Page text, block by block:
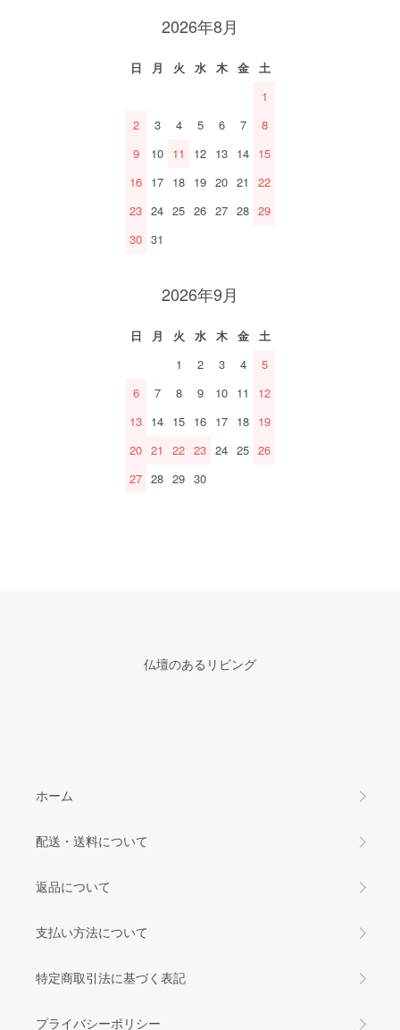
2026年8月
日 月 火 水 木 金
土
1
2
3 4 5 6 7
8
9
10 11 12 13 14 15
16 17 18 19 20 21
22
23 24 25 26 27 28 29
30 31
2026年9月
日 月 火 水 木 金
土
1
2 3 4
5
6
7 8 9 10 11
12
13 14 15 16 17 18 19
20 21 22 23 24 25 26
27 28 29 30
仏壇のあるリビング
ホーム
配送・送料について
返品について
支払い方法について
特定商取引法に基づく表記
プライバシーポリシー